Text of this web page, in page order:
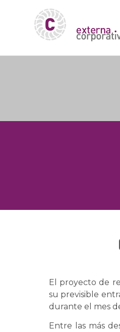
El proyecto de
su previsible
durante el mes
Entre las más